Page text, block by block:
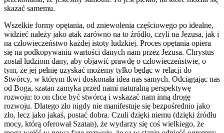
skazać samemu.
Wszelkie formy opętania, od zniewolenia częściowego po idealne,
widzieć należy jako atak zarówno na to źródło, czyli na Jezusa, jak i
na człowieczeństwo każdej istoty ludzkiej. Proces opętania opiera
się na podkopywaniu wartości danych nam przez Jezusa. Chrystus
został ludziom dany, aby objawić prawdę o człowieczeństwie, o
tym, że jej pełnię uzyskać możemy tylko będąc w relacji do
Stwórcy, w którym tkwi doskonała idea nas samych. Odciągając nas
od Boga, szatan zamyka przed nami naturalną perspektywę
rozwoju: to on chce być stwórcą i wskazać nam inną drogę
rozwoju. Dlatego zło nigdy nie manifestuje się bezpośrednio jako
zło, lecz jako jakaś, postać dobra. Czuli dzięki niemu (dzięki źródłu
mocy, którą oferował Szatan), że wydarzy się coś wielkiego, że